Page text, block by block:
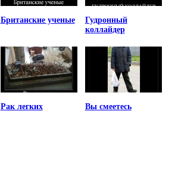
Британские ученые
Гудронный
коллайдер
Рак легких Вы смеетесь